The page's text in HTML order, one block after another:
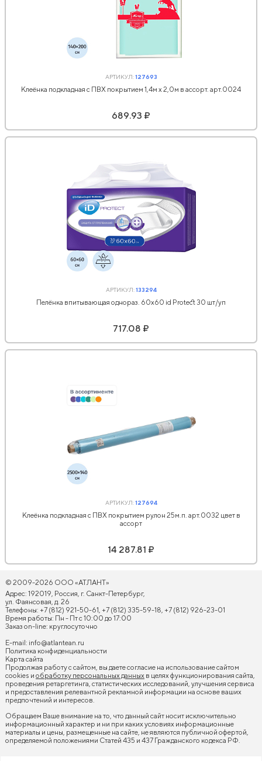
АРТИКУЛ:127693
Клеёнка подкладная с ПВХ покрытием 1,4м х 2,0м в ассорт. арт.0024
689.93 ₽
АРТИКУЛ:133294
Пелёнка впитывающая однораз. 60х60 id Protect 30 шт/уп
717.08 ₽
АРТИКУЛ:127694
Клеёнка подкладная с ПВХ покрытием рулон 25м.п. арт.0032 цвет в
ассорт
14 287.81 ₽
© 2009-2026 ООО «АТЛАНТ»
Адрес: 192019, Россия, г. Санкт-Петербург,
ул. Фаянсовая, д. 26
Телефоны: +7 (812) 921-50-61, +7 (812) 335-59-18, +7 (812) 926-23-01
Время работы: Пн - Пт с 10:00 до 17:00
Заказ on-line: круглосуточно
E-mail: info@atlantean.ru
Политика конфиденциальности
Карта сайта
Продолжая работу с сайтом, вы даете согласие на использование сайтом
cookies и обработку персональных данных в целях функционирования сайта,
проведения ретаргетинга, статистических исследований, улучшения сервиса
и предоставления релевантной рекламной информации на основе ваших
предпочтений и интересов.
Обращаем Ваше внимание на то, что данный сайт носит исключительно
информационный характер и ни при каких условиях информационные
материалы и цены, размещенные на сайте, не являются публичной офертой,
определяемой положениями Статей 435 и 437 Гражданского кодекса РФ.